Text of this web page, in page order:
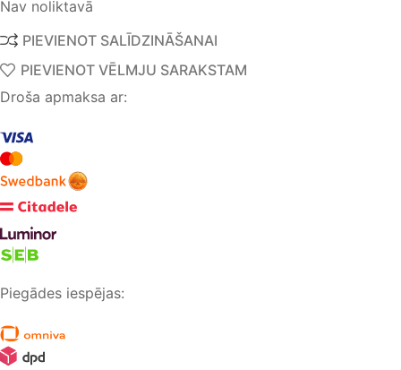
Nav noliktavā
Droša apmaksa ar:
Piegādes iespējas:
PIEVIENOT SALĪDZINĀŠANAI
PIEVIENOT VĒLMJU SARAKSTAM